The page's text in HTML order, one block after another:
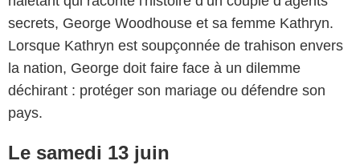
secrets, George Woodhouse et sa femme Kathryn.
Lorsque Kathryn est soupçonnée de trahison envers
la nation, George doit faire face à un dilemme
déchirant : protéger son mariage ou défendre son
pays.
Le samedi 13 juin